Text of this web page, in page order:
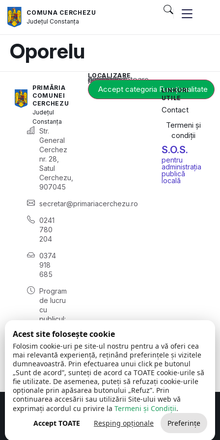
COMUNA CERCHEZU
JudețulConstanța
Oporelu
PRIMĂRIA
COMUNEI
CERCHEZU
Județul
Constanța
Str.
General
Cerchez
nr. 28,
Satul
Cerchezu,
907045
secretar@primariacerchezu.ro
0241
780
204
0374
918
685
Program
de lucru
cu
publicul:
08:00 -
16:30
, vineri:
08:00 -
14:00
LOCALIZARE
Acest conținut este blocat până când acceptați categoria corespunzătoare de cookie-uri.
Accept categoria Funcționalitate
LINKURI
UTILE
Contact
Termeni și
condiții
S.O.S.
pentru
administrația
publică
locală
Comuna Cerchezu © 2026Toate drepturile rezervate
Concept realizat de Big Media Relații Publice SRL
Acest site folosește cookie
Folosim cookie-uri pe site-ul nostru pentru a vă oferi cea
mai relevantă experiență, reținând preferințele și vizitele
dumneavoastră. Prin efectuarea unui click pe butonul
„Sunt de acord”, sunteți de acord ca TOATE cookie-urile să
fie utilizate. De asemenea, puteți să refuzați cookie-urile
opționale prin apăsarea butonului „Refuz”. Prin
continuarea accesării sau utilizării Site-ului web vă
exprimați acordul cu privire la Termeni și Condiții.
Accept TOATE
Resping opționale Preferințe